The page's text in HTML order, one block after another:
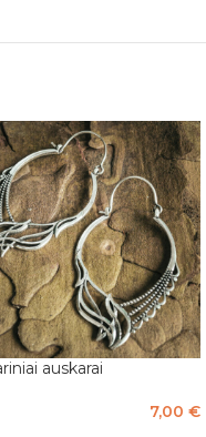
auskarai
7,00 €